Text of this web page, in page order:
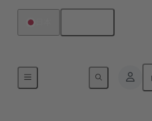
ケーブルグランド